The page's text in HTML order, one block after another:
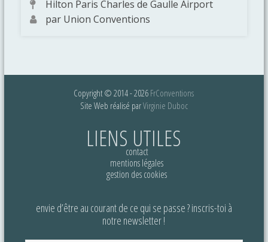
Hilton Paris Charles de Gaulle Airport
par Union Conventions
Copyright © 2014 - 2026 FrConventions
Site Web réalisé parVirginie Duboc
LIENS UTILES
contact
mentions légales
gestion des cookies
envie d’être au courant de ce qui se passe ? inscris-toi à
notre newsletter !